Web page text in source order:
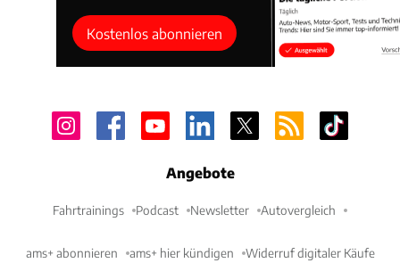
Kostenlos abonnieren
Angebote
Fahrtrainings Podcast Newsletter Autovergleich
ams+ abonnieren ams+ hier kündigen Widerruf digitaler Käufe